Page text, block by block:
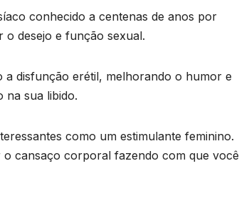
conhecido a centenas de anos por
o desejo e função sexual.
disfunção erétil, melhorando o humor e
na sua libido.
como um estimulante feminino.
cansaço corporal fazendo com que você